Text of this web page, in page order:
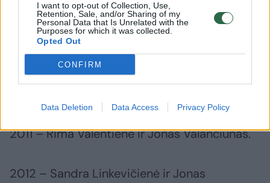
I want to opt-out of Collection, Use,
Retention, Sale, and/or Sharing of my
Personal Data that Is Unrelated with the
Purposes for which it was collected.
Opted Out
CONFIRM
Data Deletion Data Access Privacy Policy
moterų ir vyrų rinkimai).
2009 – Gintarė Petronytė ir Linas Kleiza.
2011 – Rima Valentienė ir Jonas Valančiūnas.
2012 – Sandra Linkevičienė ir Jonas